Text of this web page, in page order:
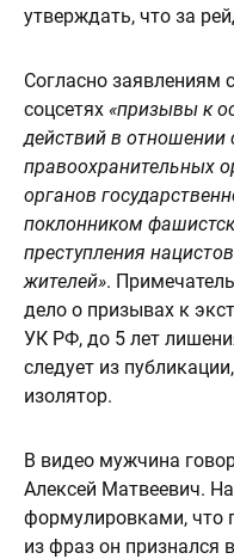
утверждать, что за
Согласно заявлениям
соцсетях «призывы к
действий в отношении
правоохранительных
органов
поклонником
преступления
жителей».
дело о призывах к
УК РФ, до 5 лет
следует из
изолятор.
В видео мужчина
Алексей Матвеевич.
формулировками, что
из фраз он признался